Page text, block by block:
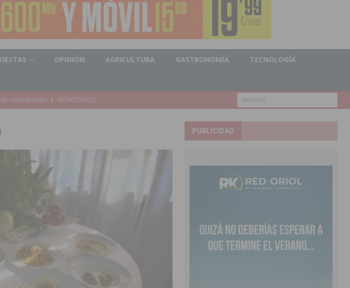
FIESTAS OPINIÓN AGRICULTURA GASTRONOMÍA TECNOLOGÍA
colaboración
MONTESINOS
de Alicante en Las Colinas
del CEIP Pascual Andreu
Plan Edificant
vehículos de alta gama mediante la
a través de seis programas
PUBLICIDAD